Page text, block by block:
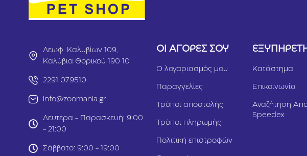
Λεωφ. Καλυβίων 109,
Καλύβια Θορικού 190 10
2291 079510
info@zoomania.gr
Δευτέρα - Παρασκευή: 9:00
- 21:00
Σάββατο: 9:00 - 19:00
ΟΙ ΑΓΟΡΕΣ ΣΟΥ
Ο λογαριασμός μου
Παραγγελίες
Τρόποι αποστολής
Τρόποι πληρωμής
Πολιτική επιστροφών
Κατάστημα
Επικοινωνία
Αναζήτηση
Speedex